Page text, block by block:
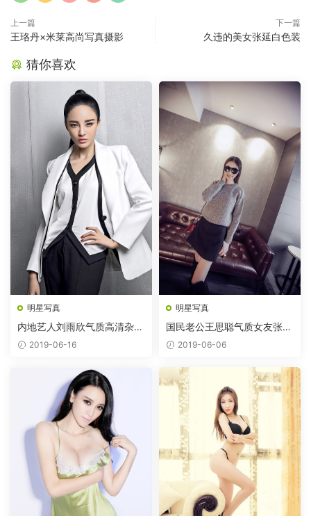
上一篇
王珞丹×米莱高尚写真摄影
下一篇
久违的美女张延白色装
猜你喜欢
明星写真
内地艺人刘雨欣气质高清杂志
图片2019-06-16
明星写真
国民老公王思聪气质女友张予
曦 2019-06-06